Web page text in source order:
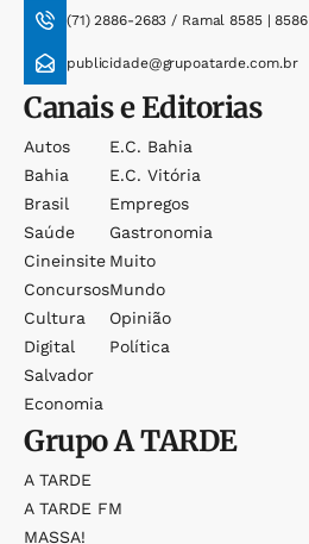
(71) 2886-2683 / Ramal 8585 | 8586
publicidade@grupoatarde.com.br
Canais e Editorias
Autos
Bahia
Brasil
Saúde
Cineinsite
Concursos
Cultura
Digital
Salvador
Economia
E.c. Bahia
E.c. Vitória
Empregos
Gastronomia
Muito
Mundo
Opinião
Política
GrupoA TARDE
A TARDE
A TARDE FM
MASSA!